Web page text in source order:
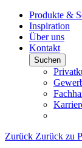
Produkte &
Inspiration
Über uns
Kontakt
Suchen
Zurück Zurück zu